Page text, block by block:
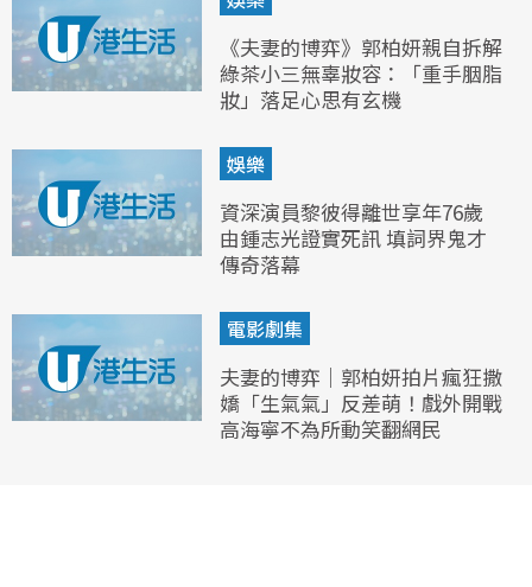
《夫妻的博弈》郭柏妍親自拆解
綠茶小三無辜妝容：「重手胭脂
妝」落足心思有玄機
娛樂
資深演員黎彼得離世享年76歲
由鍾志光證實死訊 填詞界鬼才
傳奇落幕
電影劇集
夫妻的博弈｜郭柏妍拍片瘋狂撒
嬌「生氣氣」反差萌！戲外開戰
高海寧不為所動笑翻網民